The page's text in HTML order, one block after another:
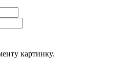
картинку.